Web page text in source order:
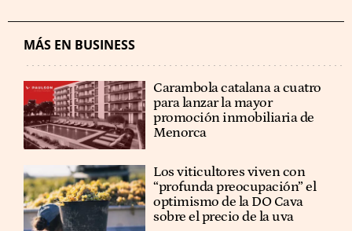
MÁS EN BUSINESS
Carambola catalana a cuatro
para lanzar la mayor
promoción inmobiliaria de
Menorca
Los viticultores viven con
“profunda preocupación” el
optimismo de la DO Cava
sobre el precio de la uva